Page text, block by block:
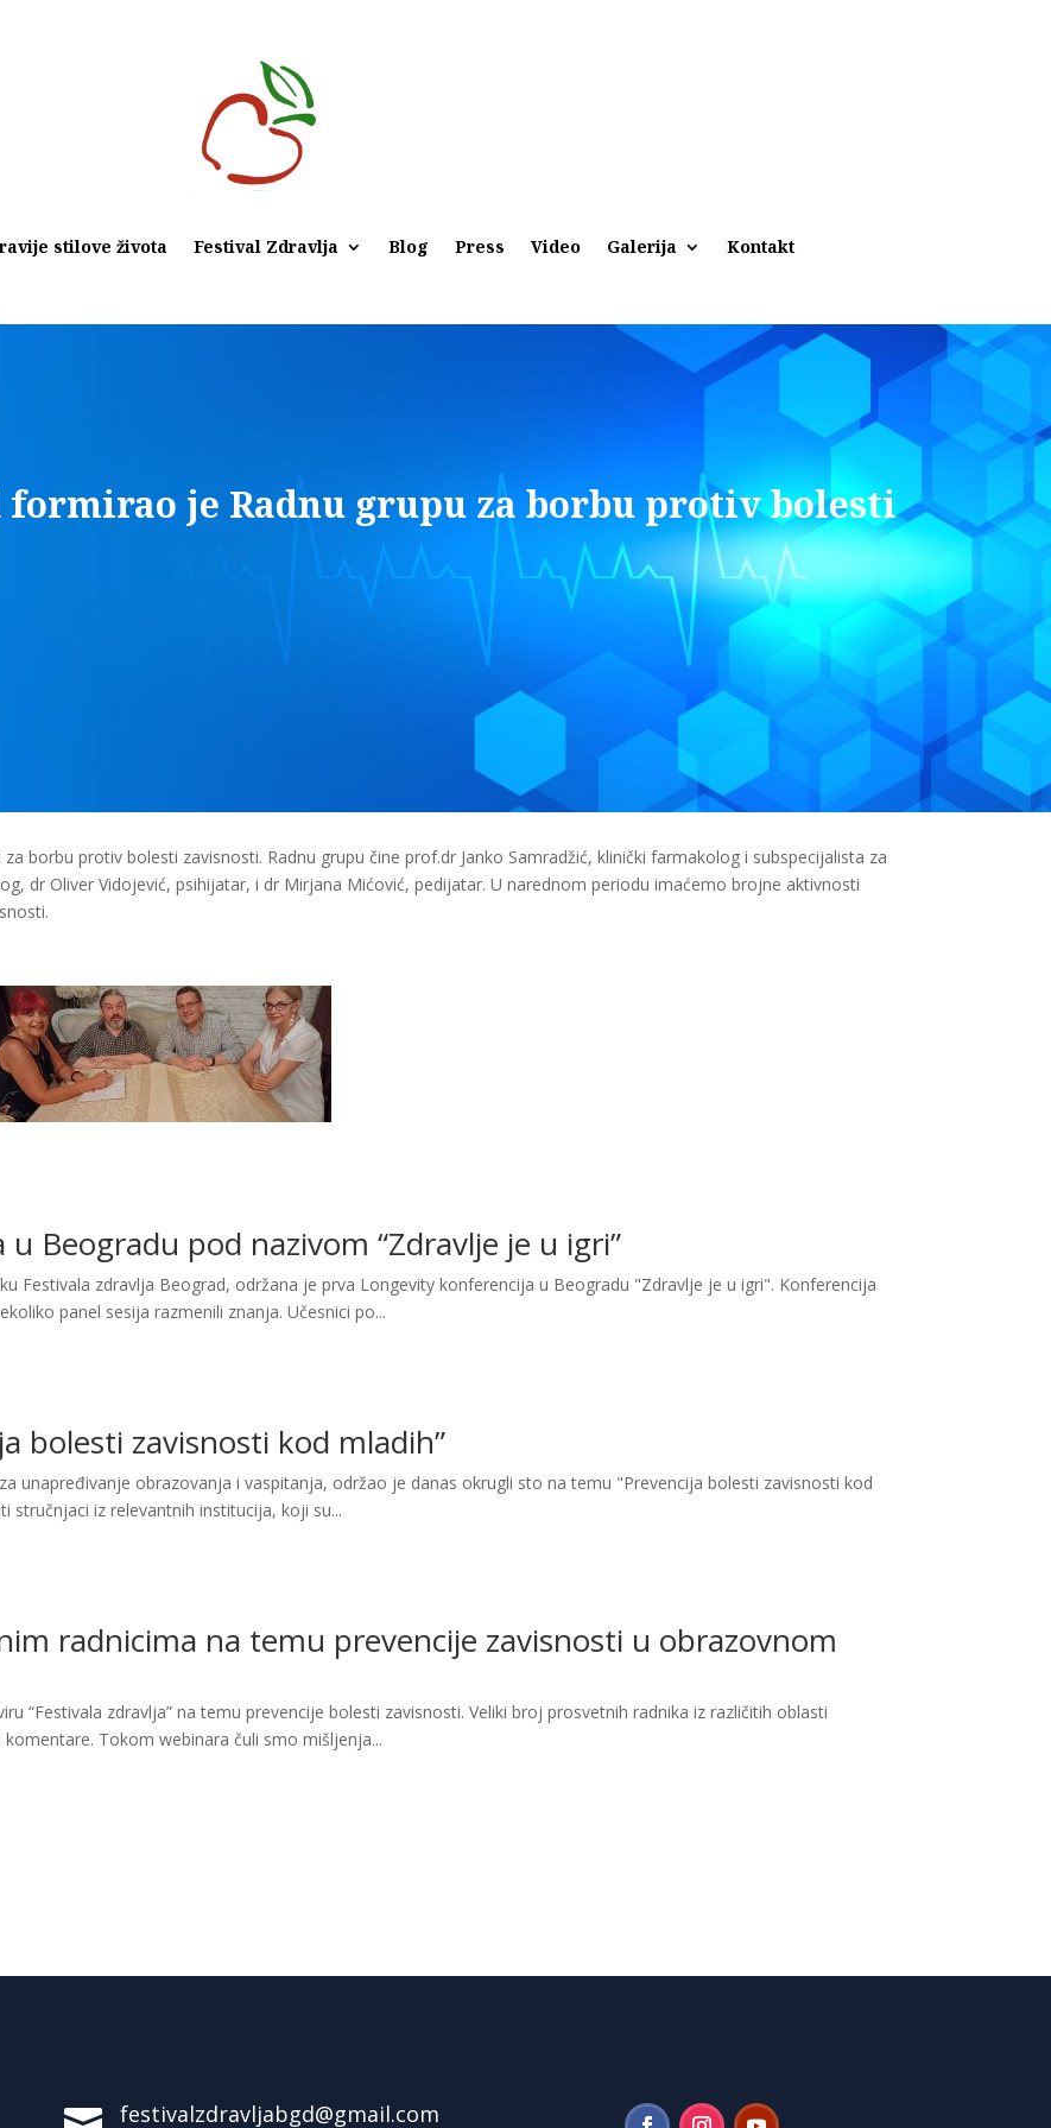
stilove života Festival Zdravlja Blog Press Video Galerija Kontakt
je Radnu grupu za borbu protiv bolesti
borbu protiv bolesti zavisnosti. Radnu grupu čine prof.dr Janko Samradžić, klinički farmakolog i subspecijalista za
dr Oliver Vidojević, psihijatar, i dr Mirjana Mićović, pedijatar. U narednom periodu imaćemo brojne aktivnosti
Beogradu pod nazivom “Zdravlje je u igri”
Festivala zdravlja Beograd, održana je prva Longevity konferencija u Beogradu "Zdravlje je u igri". Konferencija
panel sesija razmenili znanja. Učesnici po...
bolesti zavisnosti kod mladih”
unapređivanje obrazovanja i vaspitanja, održao je danas okrugli sto na temu "Prevencija bolesti zavisnosti kod
stručnjaci iz relevantnih institucija, koji su...
radnicima na temu prevencije zavisnosti u obrazovnom
“Festivala zdravlja” na temu prevencije bolesti zavisnosti. Veliki broj prosvetnih radnika iz različitih oblasti
Tokom webinara čuli smo mišljenja...
festivalzdravljabgd@gmail.com